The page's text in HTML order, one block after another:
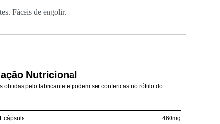
Fáceis de engolir.
Nutricional
obtidas pelo fabricante e podem ser conferidas no rótulo do
cápsula 460mg